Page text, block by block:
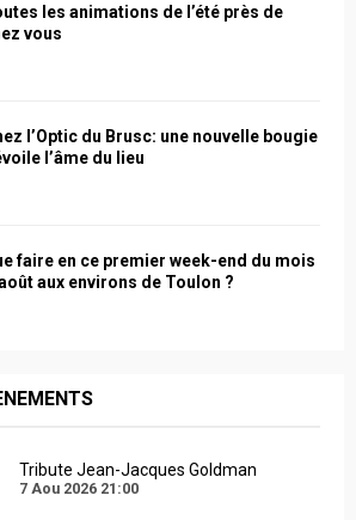
les animations de l’été près de
vous
l’Optic du Brusc: une nouvelle bougie
l’âme du lieu
faire en ce premier week-end du mois
aux environs de Toulon ?
Tribute Jean-Jacques Goldman
7 Aou 2026 21:00